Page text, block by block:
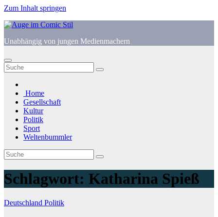
Zum Inhalt springen
Unabhängig von jungen Medienmachern
Home
Gesellschaft
Kultur
Politik
Sport
Weltenbummler
Schlagwort: Katharina Spieß
Deutschland Politik